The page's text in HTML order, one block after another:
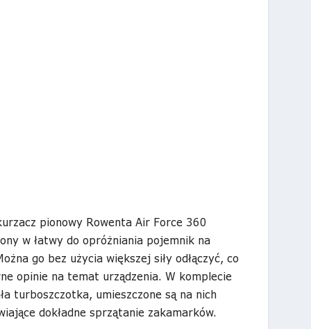
pionowy Rowenta Air Force 360
w łatwy do opróżniania pojemnik na
go bez użycia większej siły odłączyć, co
opinie na temat urządzenia. W komplecie
turboszczotka, umieszczone są na nich
dokładne sprzątanie zakamarków.